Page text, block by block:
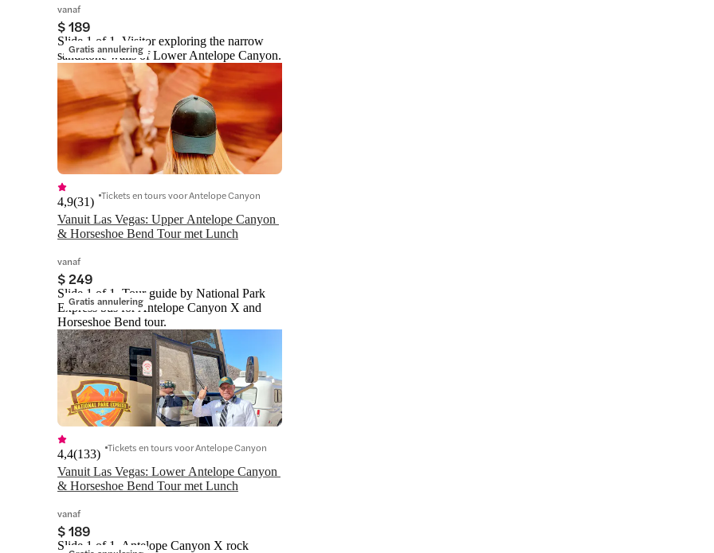
vanaf
$ 189
Gratis annulering
Slide 1 of 1, Visitor exploring the narrow
sandstone walls of Lower Antelope Canyon.
Vanuit Las Vegas: Upper Antelope Canyon
& Horseshoe Bend Tour met Lunch
4,9(31) Tickets en tours voor Antelope Canyon
vanaf
$ 249
Gratis annulering
Slide 1 of 1, Tour guide by National Park
Express bus for Antelope Canyon X and
Horseshoe Bend tour.
Vanuit Las Vegas: Lower Antelope Canyon
& Horseshoe Bend Tour met Lunch
4,4(133) Tickets en tours voor Antelope Canyon
vanaf
$ 189
Slide 1 of 1, Antelope Canyon X rock